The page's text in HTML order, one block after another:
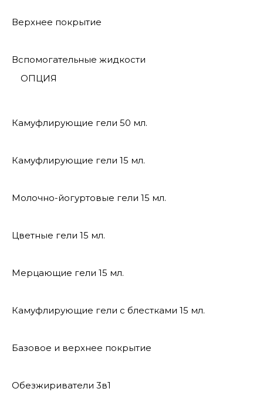
Верхнее покрытие
Вспомогательные жидкости
ОПЦИЯ
Камуфлирующие гели 50 мл.
Камуфлирующие гели 15 мл.
Молочно-йогуртовые гели 15 мл.
Цветные гели 15 мл.
Мерцающие гели 15 мл.
Камуфлирующие гели с блестками 15 мл.
Базовое и верхнее покрытие
Обезжириватели 3в1